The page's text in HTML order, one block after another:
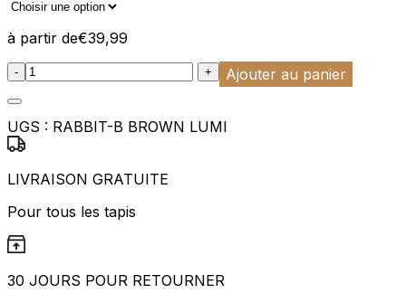
à partir de€39,99
:product_name quantity
- + Ajouter au panier
UGS : RABBIT-B BROWN LUMI
LIVRAISON GRATUITE
Pour tous les tapis
30 JOURS POUR RETOURNER